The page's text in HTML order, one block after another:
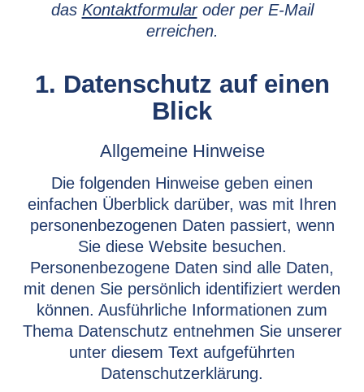
das Kontaktformularoder per E-Mail
erreichen.
1. Datenschutz auf einen
Blick
Allgemeine Hinweise
Die folgenden Hinweise geben einen
einfachen Überblick darüber, was mit Ihren
personenbezogenen Daten passiert, wenn
Sie diese Website besuchen.
Personenbezogene Daten sind alle Daten,
mit denen Sie persönlich identifiziert werden
können. Ausführliche Informationen zum
Thema Datenschutz entnehmen Sie unserer
unter diesem Text aufgeführten
Datenschutzerklärung.